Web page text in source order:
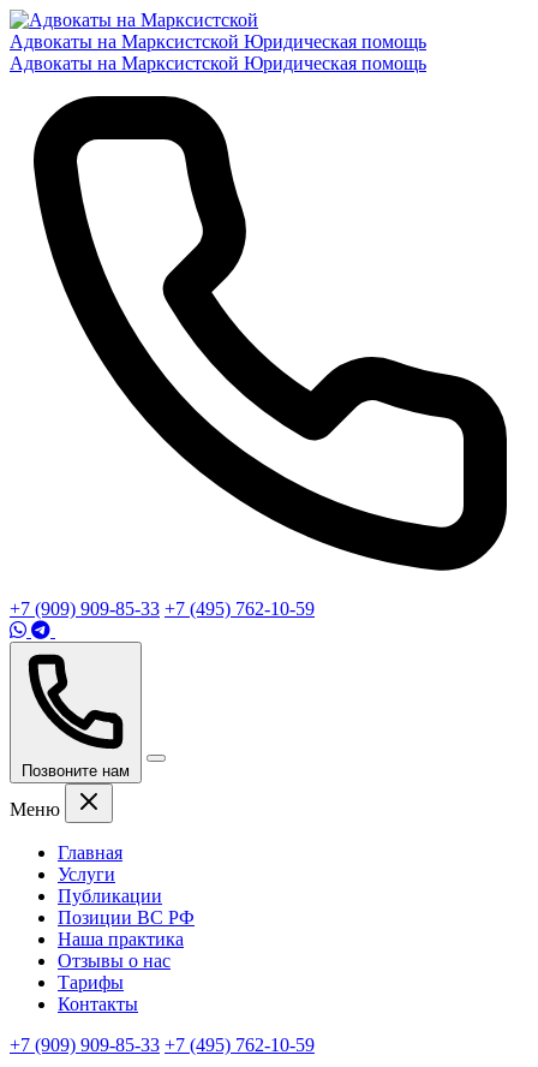
Адвокаты на Марксистской Юридическая помощь
Адвокаты на Марксистской Юридическая помощь
+7 (909) 909-85-33 +7 (495) 762-10-59
Позвоните нам
Меню
Главная
Услуги
Публикации
Позиции ВС РФ
Наша практика
Отзывы о нас
Тарифы
Контакты
+7 (909) 909-85-33 +7 (495) 762-10-59